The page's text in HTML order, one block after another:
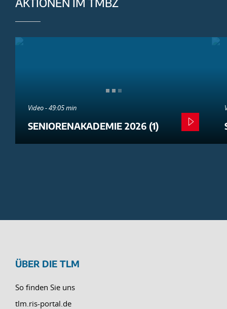
Video - 49:05 min
SENIORENAKADEMIE 2026 (1)
ÜBER DIE TLM
So finden Sie uns
tlm.ris-portal.de